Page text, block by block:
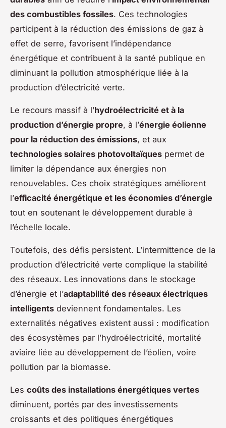
des combustibles fossiles. Ces technologies
participent à la réduction des émissions de gaz à
effet de serre, favorisent l’indépendance
énergétique et contribuent à la santé publique en
diminuant la pollution atmosphérique liée à la
production d’électricité verte.
Le recours massif à l’hydroélectricité et à la
production d’énergie propre, à l’énergie éolienne
pour la réduction des émissions, et aux
technologies solaires photovoltaïques permet de
limiter la dépendance aux énergies non
renouvelables. Ces choix stratégiques améliorent
l’efficacité énergétique et les économies d’énergie
tout en soutenant le développement durable à
l’échelle locale.
Toutefois, des défis persistent. L’intermittence de la
production d’électricité verte complique la stabilité
des réseaux. Les innovations dans le stockage
d’énergie et l’adaptabilité des réseaux électriques
intelligents deviennent fondamentales. Les
externalités négatives existent aussi : modification
des écosystèmes par l’hydroélectricité, mortalité
aviaire liée au développement de l’éolien, voire
pollution par la biomasse.
Les coûts des installations énergétiques vertes
diminuent, portés par des investissements
croissants et des politiques énergétiques